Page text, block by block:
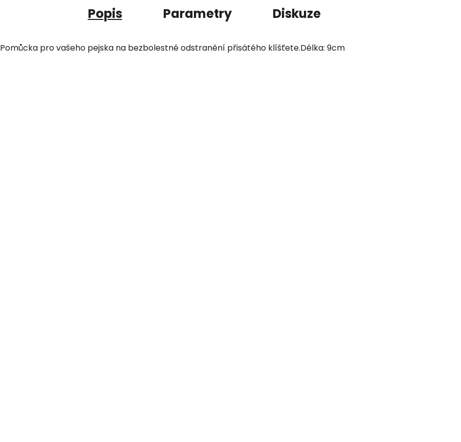
Popis Parametry Diskuze
Pomůcka pro vašeho pejska na bezbolestné odstranění přisátého klíšťete.Délka: 9cm